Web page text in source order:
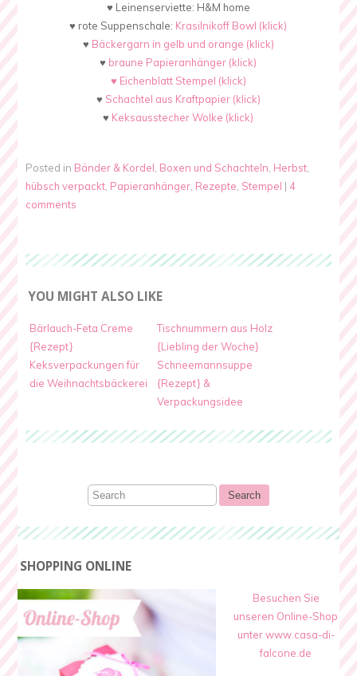
♥ Leinenserviette: H&M home
♥ rote Suppenschale: Krasilnikoff Bowl (klick)
♥ Bäckergarn in gelb und orange (klick)
♥ braune Papieranhänger (klick)
♥ Eichenblatt Stempel (klick)
♥ Schachtel aus Kraftpapier (klick)
♥ Keksausstecher Wolke (klick)
Posted in Bänder & Kordel Boxen und Schachteln Herbst
hübsch verpackt Papieranhänger Rezepte Stempel | 4
comments
YOU MIGHT ALSO LIKE
Bärlauch-Feta Creme
{Rezept}
Tischnummern aus Holz
{Liebling der Woche}
Keksverpackungen für
die Weihnachtsbäckerei
Schneemannsuppe
{Rezept} &
Verpackungsidee
SHOPPING ONLINE
Besuchen Sie
unseren Online-Shop
unter www.casa-di-
falcone.de